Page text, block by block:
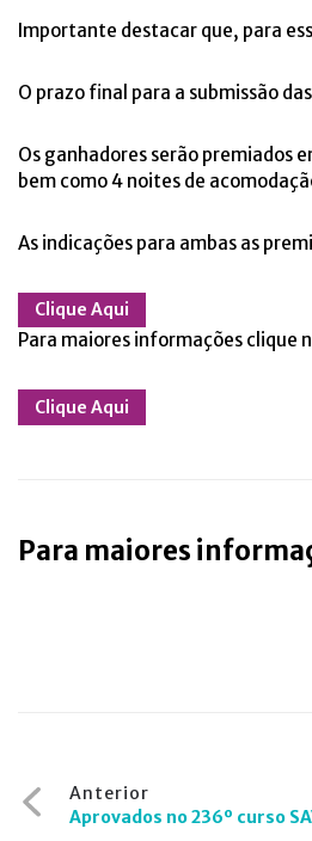
Importante destacar que, para
O prazo final para a submissão
Os ganhadores serão premiados
bem como 4 noites de
As indicações para ambas as
Clique Aqui
Para maiores informações clique
Clique Aqui
Para maiores
de
Anterior
Aprovados no 236º curso